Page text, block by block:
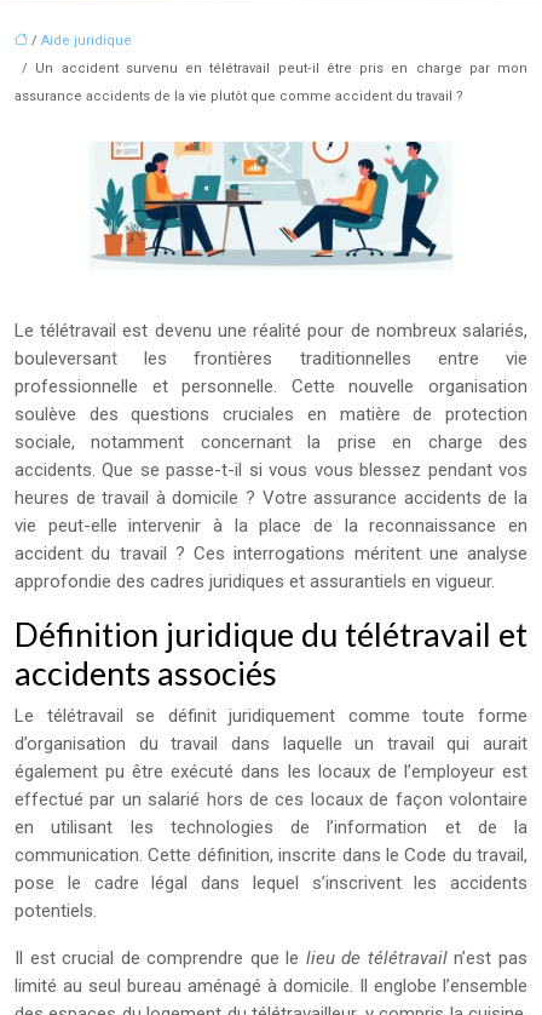
/ Aide juridique
/ Un accident survenu en télétravail peut‑il être pris en charge par mon
assurance accidents de la vie plutôt que comme accident du travail ?
Le télétravail est devenu une réalité pour de nombreux salariés,
bouleversant les frontières traditionnelles entre vie
professionnelle et personnelle. Cette nouvelle organisation
soulève des questions cruciales en matière de protection
sociale, notamment concernant la prise en charge des
accidents. Que se passe-t-il si vous vous blessez pendant vos
heures de travail à domicile ? Votre assurance accidents de la
vie peut-elle intervenir à la place de la reconnaissance en
accident du travail ? Ces interrogations méritent une analyse
approfondie des cadres juridiques et assurantiels en vigueur.
Définition juridique du télétravail et
accidents associés
Le télétravail se définit juridiquement comme toute forme
d’organisation du travail dans laquelle un travail qui aurait
également pu être exécuté dans les locaux de l’employeur est
effectué par un salarié hors de ces locaux de façon volontaire
en utilisant les technologies de l’information et de la
communication. Cette définition, inscrite dans le Code du travail,
pose le cadre légal dans lequel s’inscrivent les accidents
potentiels.
Il est crucial de comprendre que le lieu de télétravailn’est pas
limité au seul bureau aménagé à domicile. Il englobe l’ensemble